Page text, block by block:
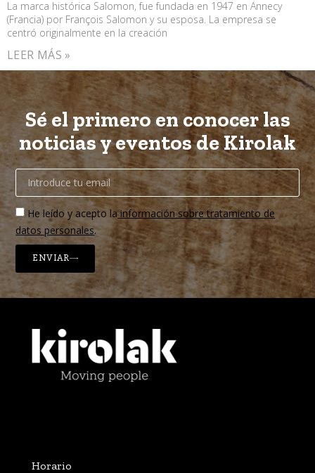
La marca histórica Salomon, fue fundada en 1947 en Annecy
(Francia) por François Salomon y su esposa. La empresa se
centró originalmente en la creación
LEER MÁS »
Sé el primero en conocer las
noticias y eventos de Kirolak
He leído y acepto lainformación sobre tratamiento de
datos personales.
ENVIAR
Horario